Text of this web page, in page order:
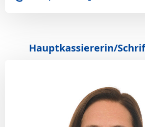
Hauptkassiererin/